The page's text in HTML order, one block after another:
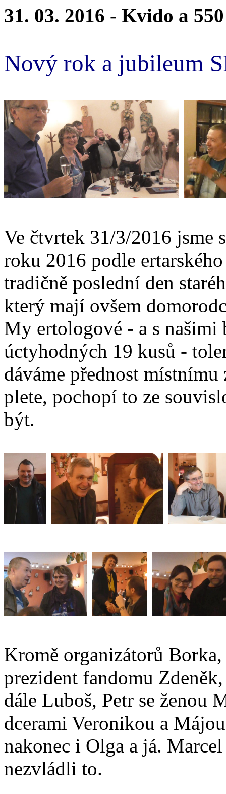
31. 03. 2016 - Kvido a 550
Nový rok a jubileum
Ve čtvrtek 31/3/2016 jsme
roku 2016 podle
tradičně poslední den
který mají ovšem
My ertologové - a s našimi
úctyhodných 19 kusů -
dáváme přednost
plete, pochopí to ze
být.
Kromě organizátorů
prezident fandomu
dále Luboš, Petr se ženou
dcerami Veronikou a
nakonec i Olga a já.
nezvládli to.